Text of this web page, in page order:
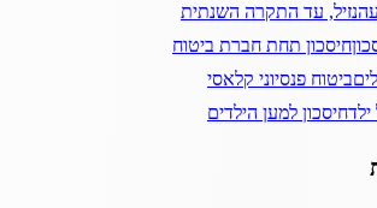
נזיל, עד התקרה השנתית
חיסכון תחת חברת ביטוח
ביטוח פנסיוני קלאסי
ילדחיסכון למען הילדים